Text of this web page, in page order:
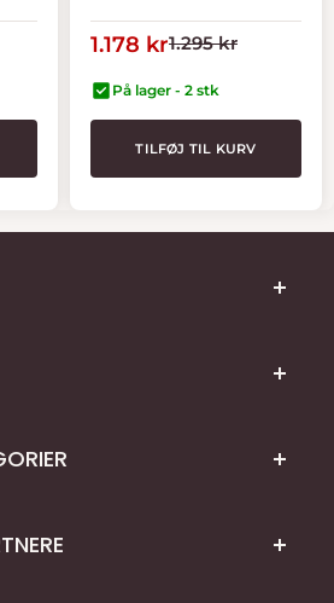
Tilbudspris
1.178 krNormal
1.295 kr
På lager - 2 stk
TILFØJ TIL KURV